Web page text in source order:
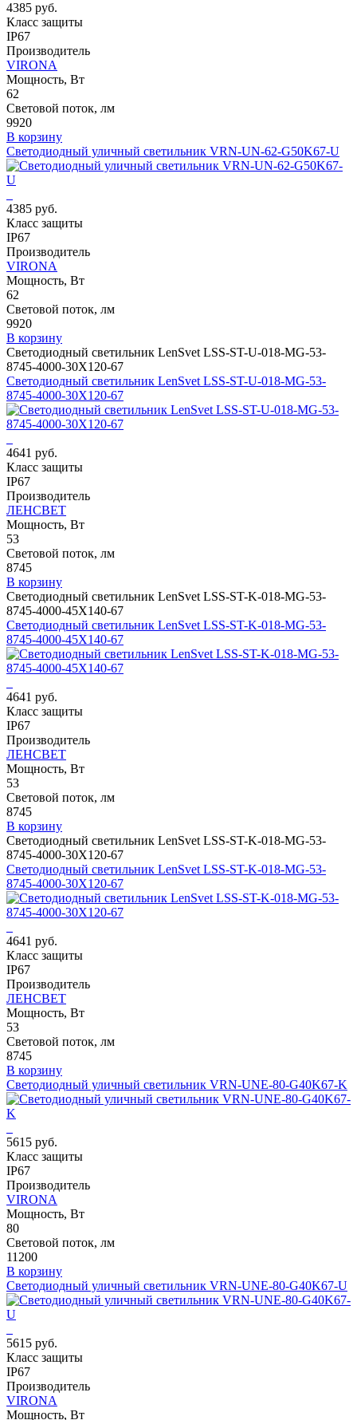
4385 руб.
Класс защиты
IP67
Производитель
VIRONA
Мощность, Вт
62
Световой поток, лм
9920
В корзину
Светодиодный уличный светильник VRN-UN-62-G50K67-U
4385 руб.
Класс защиты
IP67
Производитель
VIRONA
Мощность, Вт
62
Световой поток, лм
9920
В корзину
Светодиодный светильник LenSvet LSS-ST-U-018-MG-53-
8745-4000-30X120-67
Светодиодный светильник LenSvet LSS-ST-U-018-MG-53-
8745-4000-30X120-67
4641 руб.
Класс защиты
IP67
Производитель
ЛЕНСВЕТ
Мощность, Вт
53
Световой поток, лм
8745
В корзину
Светодиодный светильник LenSvet LSS-ST-K-018-MG-53-
8745-4000-45X140-67
Светодиодный светильник LenSvet LSS-ST-K-018-MG-53-
8745-4000-45X140-67
4641 руб.
Класс защиты
IP67
Производитель
ЛЕНСВЕТ
Мощность, Вт
53
Световой поток, лм
8745
В корзину
Светодиодный светильник LenSvet LSS-ST-K-018-MG-53-
8745-4000-30X120-67
Светодиодный светильник LenSvet LSS-ST-K-018-MG-53-
8745-4000-30X120-67
4641 руб.
Класс защиты
IP67
Производитель
ЛЕНСВЕТ
Мощность, Вт
53
Световой поток, лм
8745
В корзину
Светодиодный уличный светильник VRN-UNE-80-G40K67-K
5615 руб.
Класс защиты
IP67
Производитель
VIRONA
Мощность, Вт
80
Световой поток, лм
11200
В корзину
Светодиодный уличный светильник VRN-UNE-80-G40K67-U
5615 руб.
Класс защиты
IP67
Производитель
VIRONA
Мощность, Вт